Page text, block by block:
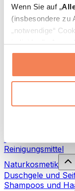
Wenn Sie auf „
(insbesondere zu
„notwendige“
individuelle
erlauben“ klicken.
Weitere
Zubehör nach
Laufen
Kampfsport
Yoga & Pilates
Wandern
Rotlichttherapie
Waschmittel
Reinigungsmittel
Naturkosmetik
Duschgele und
Shampoos und